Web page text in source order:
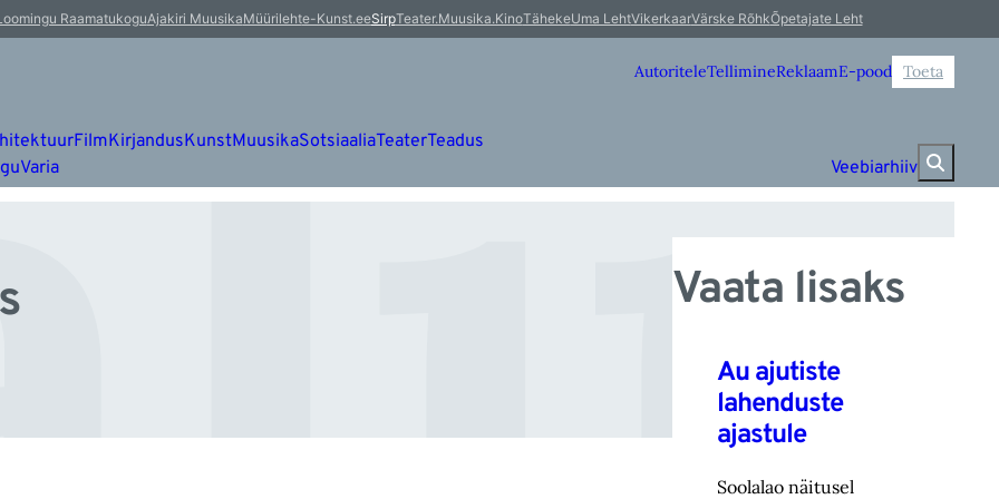
RaamatukoguAjakiri MuusikaMüürilehte-Kunst.eeSirpTeater.Muusika.KinoTähekeUma LehtVikerkaarVärske RõhkÕpetajate Leht
AutoriteleTellimineReklaamE-pood Toeta
FilmKirjandusKunstMuusikaSotsiaaliaTeaterTeadus
Varia Veebiarhiiv
Vaata lisaks
Au ajutiste
lahenduste
ajastule
Soolalao näitusel